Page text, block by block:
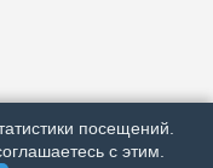
посещений.
с этим.